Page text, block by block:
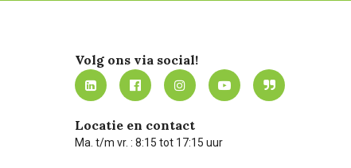
Volg ons via social!
Locatie en contact
Ma. t/m vr. : 8:15 tot 17:15 uur